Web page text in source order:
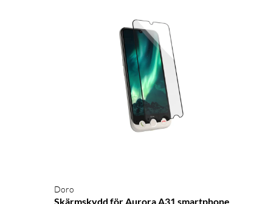
Doro
Skärmskydd för Aurora A31 smartphone